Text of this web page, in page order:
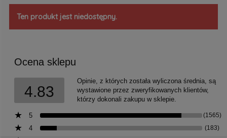
Ten produkt jest niedostępny.
Ocena sklepu
4.83
Opinie, z których została wyliczona średnia, są
wystawione przez zweryfikowanych klientów,
którzy dokonali zakupu w sklepie.
5 (1565)
4 (183)